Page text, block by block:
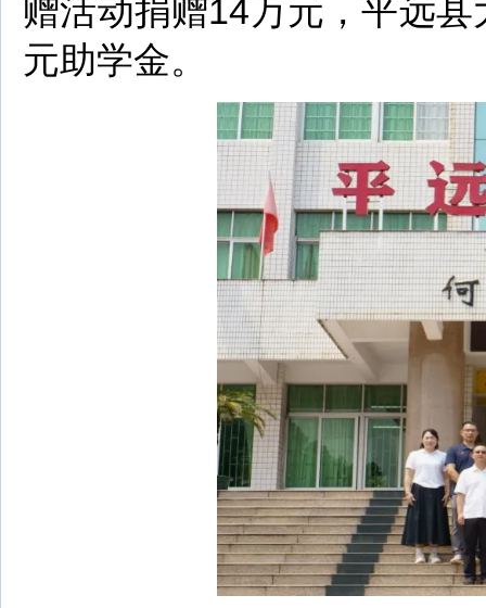
赠活动捐赠14万元，平远
元助学金。